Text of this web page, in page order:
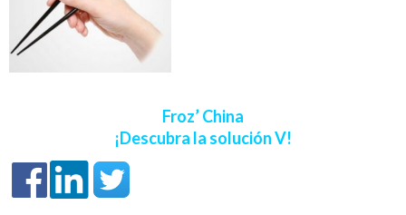
Froz’ China
¡Descubra la solución V!